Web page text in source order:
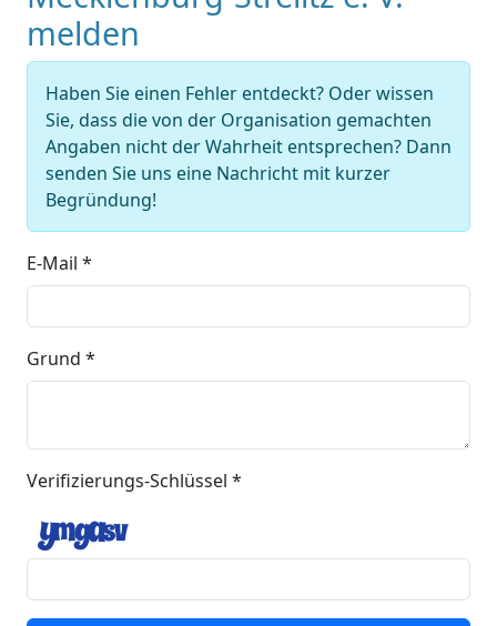
melden
Haben Sie einen Fehler entdeckt? Oder wissen
Sie, dass die von der Organisation gemachten
Angaben nicht der Wahrheit entsprechen? Dann
senden Sie uns eine Nachricht mit kurzer
Begründung!
E-Mail *
Grund *
Verifizierungs-Schlüssel *